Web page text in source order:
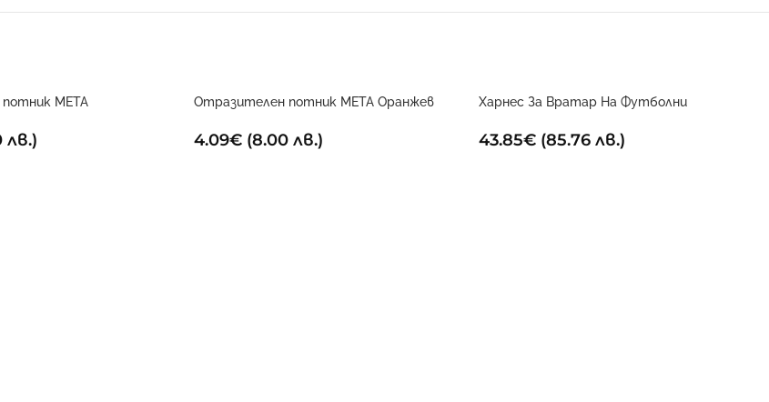
META
лв.)
Отразителен потник META Оранжев
4.09€(8.00 лв.)
Харнес За Вратар На Футболни
43.85€ (85.76 лв.)